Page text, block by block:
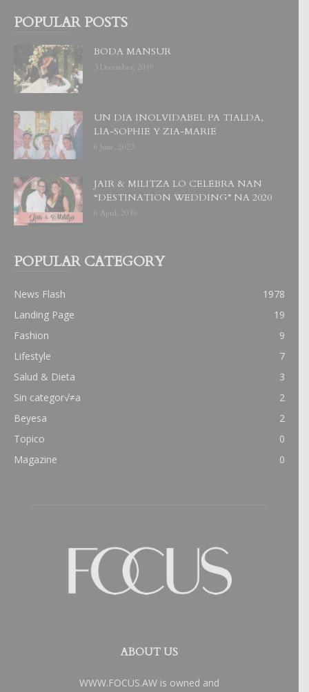
POPULAR POSTS
BODA MANSUR
3 December, 2019
UN DIA INOLVIDABEL PA TIALDA,
LIA-SOPHIE Y ZIA-MARIE
6 June, 2023
JAIR & MILITZA LO CELEBRA NAN
“DESTINATION WEDDING” NA 2020
6 April, 2019
POPULAR CATEGORY
News Flash
1978
Landing Page
19
Fashion
9
Lifestyle
7
Salud & Dieta
3
Sin categor√≠a
2
Beyesa
2
Topico
0
Magazine
0
ABOUT US
WWW.FOCUS.AW is owned and